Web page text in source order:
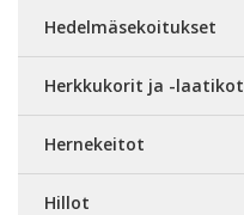
Hedelmäsekoitukset
Herkkukorit ja -laatikot
Hernekeitot
Hillot